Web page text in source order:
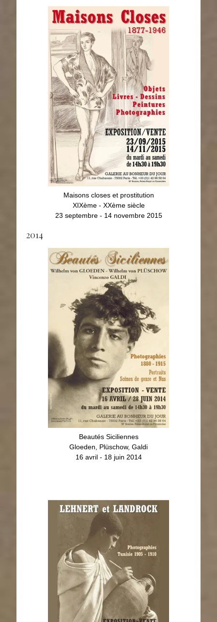
Maisons closes et prostitution
XIXème - XXème siècle
23 septembre - 14 novembre 2015
Maisons closes et prostitution
XIXème - XXème siècle
23 septembre - 14 novembre 2015
2014
Beautés Siciliennes
Gloeden, Plüschow, Galdi
16 avril - 18 juin 2014
Beautés Siciliennes
Gloeden, Plüschow, Galdi
16 avril - 18 juin 2014
24 septembre - 22 novembre 2014